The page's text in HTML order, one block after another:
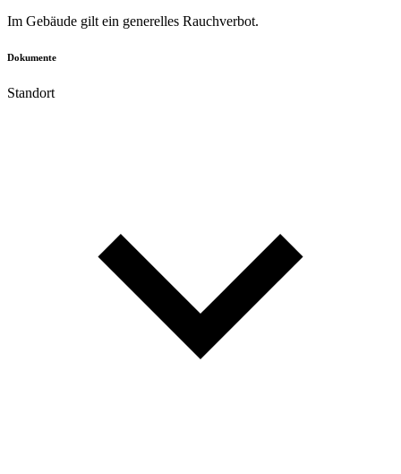
Im Gebäude gilt ein generelles Rauchverbot.
Dokumente
Standort